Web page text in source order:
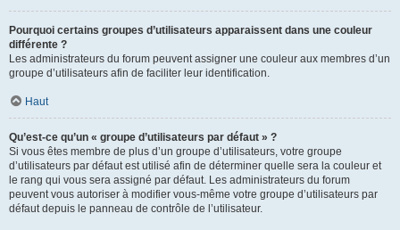
Pourquoi certains groupes d’utilisateurs apparaissent dans une couleur
différente ?
Les administrateurs du forum peuvent assigner une couleur aux membres d’un
groupe d’utilisateurs afin de faciliter leur identification.
Haut
Qu’est-ce qu’un « groupe d’utilisateurs par défaut » ?
Si vous êtes membre de plus d’un groupe d’utilisateurs, votre groupe
d’utilisateurs par défaut est utilisé afin de déterminer quelle sera la couleur et
le rang qui vous sera assigné par défaut. Les administrateurs du forum
peuvent vous autoriser à modifier vous-même votre groupe d’utilisateurs par
défaut depuis le panneau de contrôle de l’utilisateur.